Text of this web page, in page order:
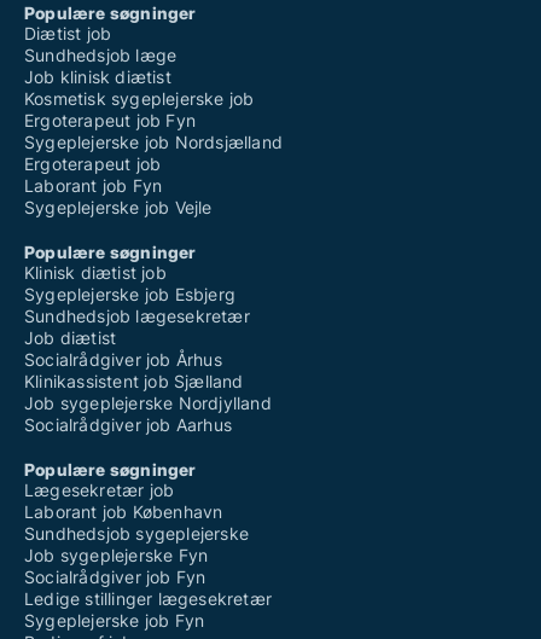
Populære søgninger
Diætist job
Sundhedsjob læge
Job klinisk diætist
Kosmetisk sygeplejerske job
Ergoterapeut job Fyn
Sygeplejerske job Nordsjælland
Ergoterapeut job
Laborant job Fyn
Sygeplejerske job Vejle
Populære søgninger
Klinisk diætist job
Sygeplejerske job Esbjerg
Sundhedsjob lægesekretær
Job diætist
Socialrådgiver job Århus
Klinikassistent job Sjælland
Job sygeplejerske Nordjylland
Socialrådgiver job Aarhus
Populære søgninger
Lægesekretær job
Laborant job København
Sundhedsjob sygeplejerske
Job sygeplejerske Fyn
Socialrådgiver job Fyn
Ledige stillinger lægesekretær
Sygeplejerske job Fyn